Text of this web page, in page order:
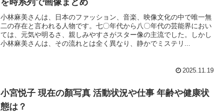
を時系列で画像まとめ
小林麻美さんは、日本のファッション、音楽、映像文化の中で唯一無
二の存在と言われる人物です。七〇年代から八〇年代の芸能界におい
ては、元気や明るさ、親しみやすさがスター像の主流でした。しかし
小林麻美さんは、その流れとは全く異なり、静かでミステリ...
2025.11.19
小宮悦子 現在の顏写真 活動状況や仕事 年齢や健康状
態は？